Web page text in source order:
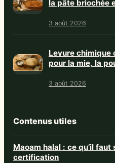
la pâte briochée
3 août 2026
Levure chimique
pour la mie, la
3 août 2026
Contenus utiles
Maoam halal : ce qu’il
certification